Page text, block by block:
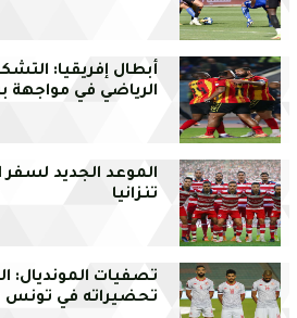
أبطال إفريقيا:
الرياضي في مواجهة
الموعد الجديد لسفر
تنزانيا
تصفيات المونديال:
تحضيراته في تونس